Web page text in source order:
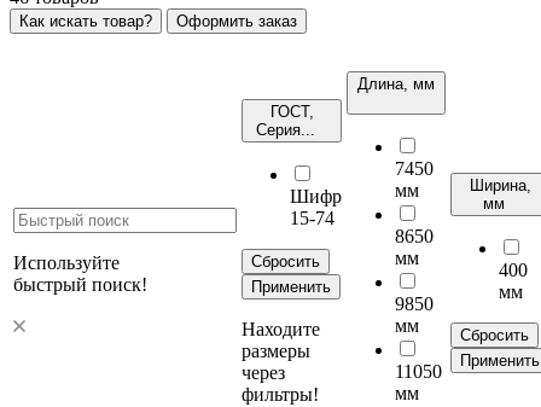
Как искать товар? Оформить заказ
Используйте
быстрый поиск!
ГОСТ,
Серия...
Шифр
15-74
Сбросить
Применить
Находите
размеры
через
фильтры!
Длина, мм
7450
мм
8650
мм
9850
мм
11050
мм
Ширина,
мм
400
мм
Сбросить
Применить